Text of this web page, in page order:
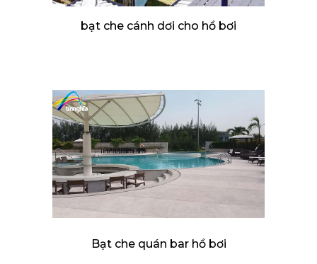
bạt che cánh dơi cho hồ bơi
Bạt che quán bar hồ bơi